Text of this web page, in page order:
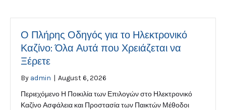
Ο Πλήρης Οδηγός για το Ηλεκτρονικό
Καζίνο: Όλα Αυτά που Χρειάζεται να
Ξέρετε
By admin | August 6, 2026
Περιεχόμενο Η Ποικιλία των Επιλογών στο Ηλεκτρονικό
Καζίνο Ασφάλεια και Προστασία των Παικτών Μέθοδοι